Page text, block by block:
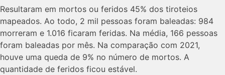
Resultaram em mortos ou feridos 45% dos tiroteios
mapeados. Ao todo, 2 mil pessoas foram baleadas: 984
morreram e 1.016 ficaram feridas. Na média, 166 pessoas
foram baleadas por mês. Na comparação com 2021,
houve uma queda de 9% no número de mortos. A
quantidade de feridos ficou estável.